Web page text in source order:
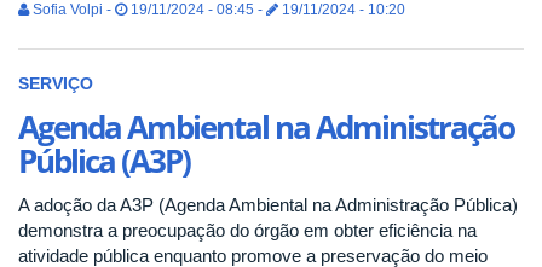
Sofia Volpi - 19/11/2024 - 08:45 - 19/11/2024 - 10:20
SERVIÇO
Agenda Ambiental na Administração
Pública (A3P)
A adoção da A3P (Agenda Ambiental na Administração Pública)
demonstra a preocupação do órgão em obter eficiência na
atividade pública enquanto promove a preservação do meio